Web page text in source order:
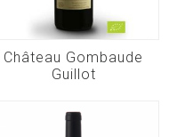
Château Gombaude
Guillot